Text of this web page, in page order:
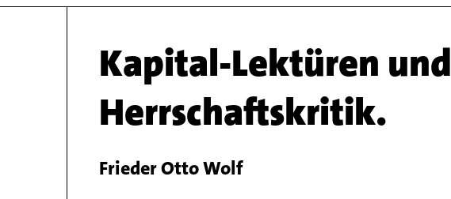
Kapital-Lektüren und
Herrschaftskritik.
Frieder Otto Wolf